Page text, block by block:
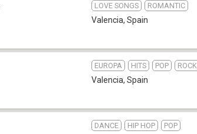
LOVE SONGS ROMANTIC
Valencia, Spain
EUROPA HITS POP ROCK
Valencia, Spain
DANCE HIP HOP POP